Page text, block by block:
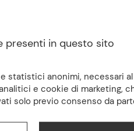
presenti in questo sito
statistici anonimi, necessari
e cookie di marketing,
solo previo consenso da